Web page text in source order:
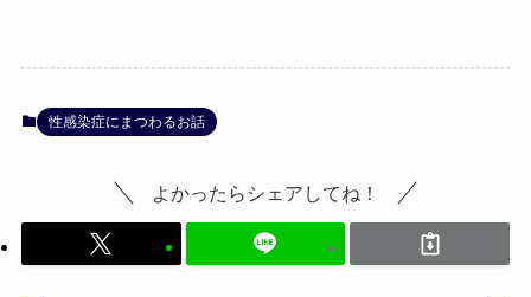
性感染症にまつわるお話
よかったらシェアしてね！